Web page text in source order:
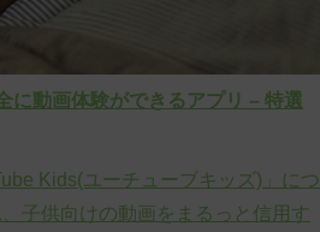
に動画体験ができるアプリ – 特選
Kids(ユーチューブキッズ)」につ
子供向けの動画をまるっと信用す